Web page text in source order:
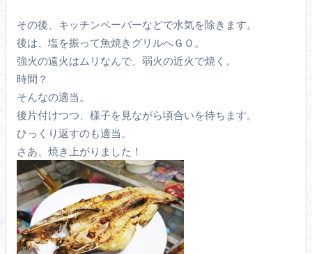
その後、キッチンペーパーなどで水気を除きます。
後は、塩を振って魚焼きグリルへＧＯ。
強火の遠火はムリなんで、弱火の近火で焼く。
時間？
そんなの適当。
後片付けつつ、様子を見ながら頃合いを待ちます。
ひっくり返すのも適当。
さあ、焼き上がりました！